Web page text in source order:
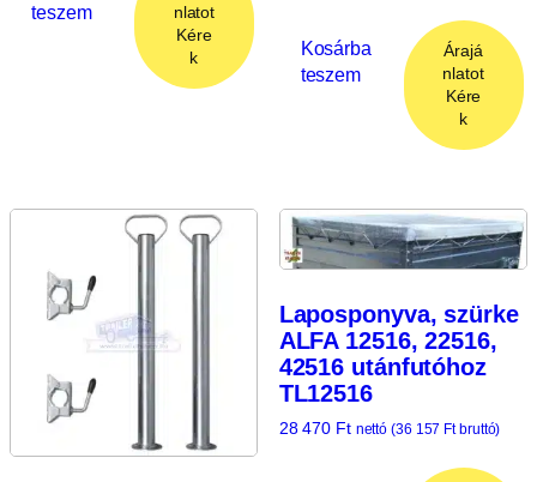
teszem
nlatot
Kére
k
Kosárba
teszem
Árajá
nlatot
Kére
k
Laposponyva, szürke
ALFA 12516, 22516,
42516 utánfutóhoz
TL12516
28 470 Ft nettó (36 157 Ftbruttó)